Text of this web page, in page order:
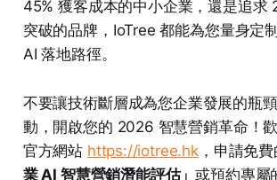
45% 獲客成本的中小企業，還是追求
突破的品牌，IoTree 都能為您量身定
AI 落地路徑。
不要讓技術斷層成為您企業發展的瓶
動，開啟您的 2026 智慧營銷革命！
官方網站 https://iotree.hk，申請免費
業 AI 智慧營銷潛能評估」或預約專屬